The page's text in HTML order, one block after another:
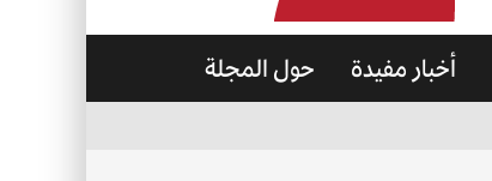
أخبار مفيدة حول المجلة